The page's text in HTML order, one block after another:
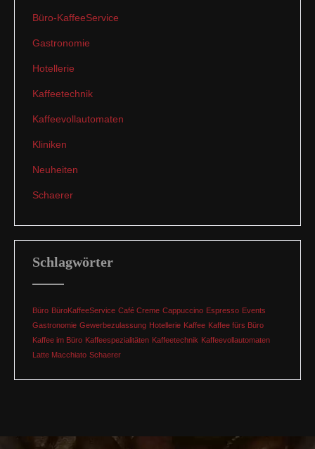
Büro-KaffeeService
Gastronomie
Hotellerie
Kaffeetechnik
Kaffeevollautomaten
Kliniken
Neuheiten
Schaerer
Schlagwörter
Büro BüroKaffeeService Café Creme Cappuccino Espresso Events
Gastronomie Gewerbezulassung Hotellerie Kaffee Kaffee fürs Büro
Kaffee im Büro Kaffeespezialitäten Kaffeetechnik Kaffeevollautomaten
Latte Macchiato Schaerer